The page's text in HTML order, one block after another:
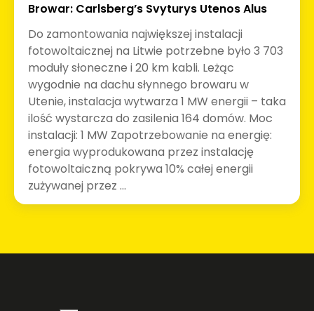
Browar: Carlsberg’s Svyturys Utenos Alus
Do zamontowania największej instalacji
fotowoltaicznej na Litwie potrzebne było 3 703
moduły słoneczne i 20 km kabli. Leżąc
wygodnie na dachu słynnego browaru w
Utenie, instalacja wytwarza 1 MW energii – taka
ilość wystarcza do zasilenia 164 domów. Moc
instalacji: 1 MW Zapotrzebowanie na energię:
energia wyprodukowana przez instalację
fotowoltaiczną pokrywa 10% całej energii
zużywanej przez ...